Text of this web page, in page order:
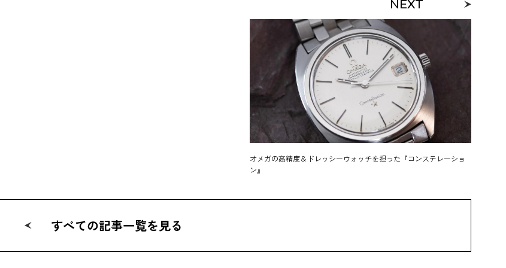
NEXT
オメガの高精度＆ドレッシーウォッチを担った『コンステレーショ
ン』
すべての記事一覧を見る